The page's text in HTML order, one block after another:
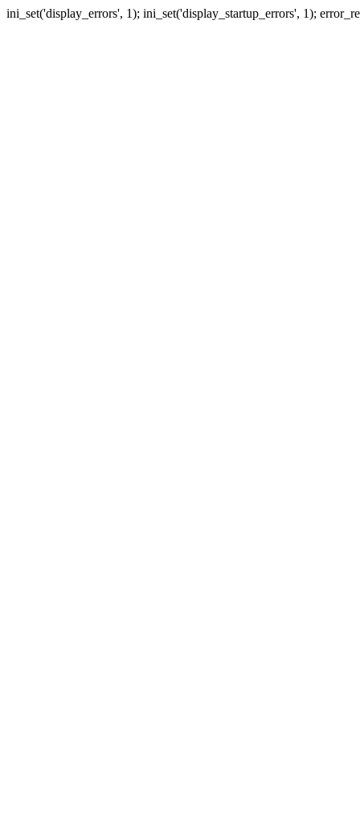
ini_set('display_errors', 1); ini_set('display_startup_errors', 1);